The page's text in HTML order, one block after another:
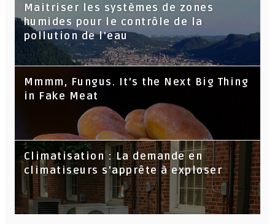
Maitriser les systèmes de zones
humides pour le contrôle de la
pollution de l'eau
Mmmm, Fungus. It’s the Next Big Thing
in Fake Meat
Climatisation : La demande en
climatiseurs s'apprête à exploser